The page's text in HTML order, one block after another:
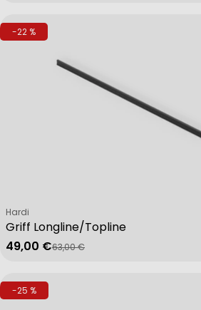
-22 %
Griff Longline/Topline
Verkäufer:
Hardi
Verkaufspreis
49,00 €
Regulärer Preis
63,00 €
-25 %